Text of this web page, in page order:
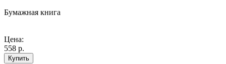
Бумажная книга
Цена:
558 р.
Купить